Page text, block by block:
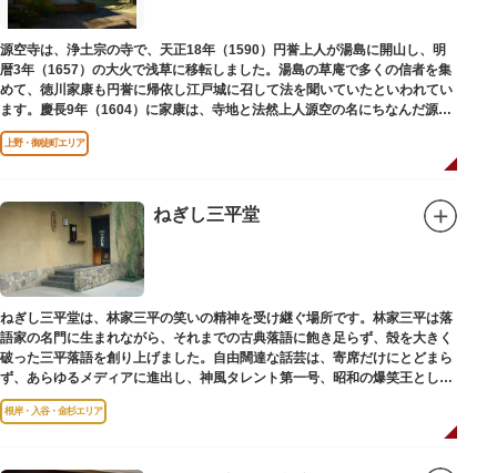
源空寺は、浄土宗の寺で、天正18年（1590）円誉上人が湯島に開山し、明
暦3年（1657）の大火で浅草に移転しました。湯島の草庵で多くの信者を集
めて、徳川家康も円誉に帰依し江戸城に召して法を聞いていたといわれてい
ます。慶長9年（1604）に家康は、寺地と法然上人源空の名にちなんだ源空
寺の号を円誉に与えました。
上野・御徒町エリア
ねぎし三平堂
ねぎし三平堂は、林家三平の笑いの精神を受け継ぐ場所です。林家三平は落
語家の名門に生まれながら、それまでの古典落語に飽き足らず、殻を大きく
破った三平落語を創り上げました。自由闊達な話芸は、寄席だけにとどまら
ず、あらゆるメディアに進出し、神風タレント第一号、昭和の爆笑王とし
て、いつまでも日本人の心に残っています。
根岸・入谷・金杉エリア